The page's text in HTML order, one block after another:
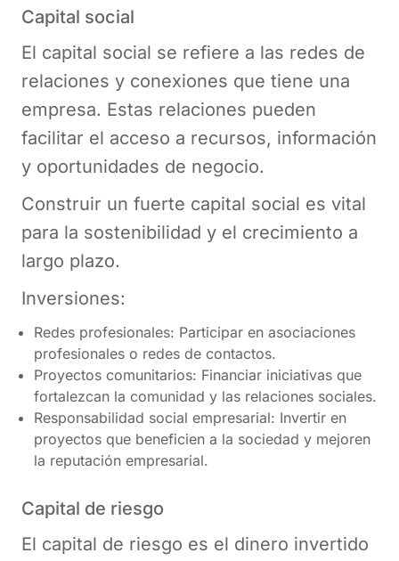
Capital social
El capital social se refiere a las redes de
relaciones y conexiones que tiene una
empresa. Estas relaciones pueden
facilitar el acceso a recursos, información
y oportunidades de negocio.
Construir un fuerte capital social es vital
para la sostenibilidad y el crecimiento a
largo plazo​​.
Inversiones:
Redes profesionales: Participar en asociaciones
profesionales o redes de contactos.
Proyectos comunitarios: Financiar iniciativas que
fortalezcan la comunidad y las relaciones sociales.
Responsabilidad social empresarial: Invertir en
proyectos que beneficien a la sociedad y mejoren
la reputación empresarial.
Capital de riesgo
El capital de riesgo es el dinero invertido